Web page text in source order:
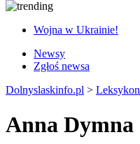
Wojna w Ukrainie!
Newsy
Zgłoś newsa
Dolnyslaskinfo.pl > Leksykon
Anna Dymna